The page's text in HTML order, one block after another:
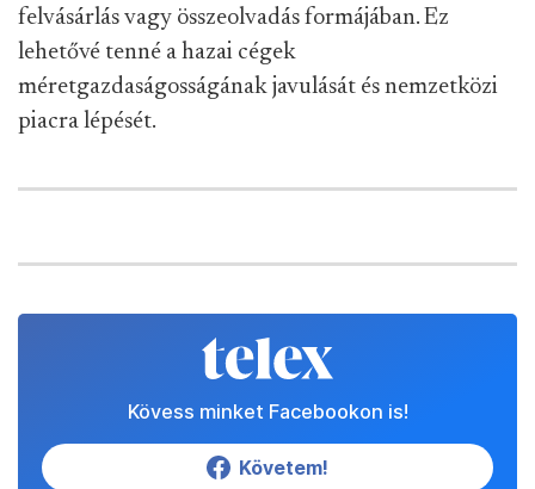
felvásárlás vagy összeolvadás formájában. Ez
lehetővé tenné a hazai cégek
méretgazdaságosságának javulását és nemzetközi
piacra lépését.
Kövess minket Facebookon is!
Követem!